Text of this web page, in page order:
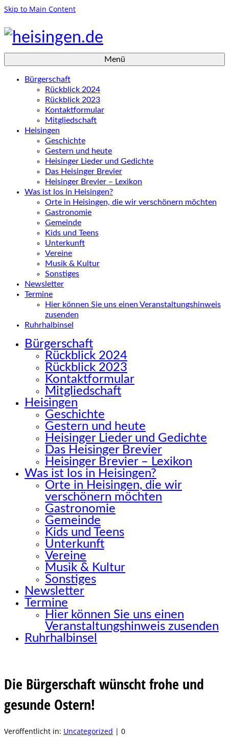
Skip to Main Content
Menü
Bürgerschaft
Rückblick 2024
Rückblick 2023
Kontaktformular
Mitgliedschaft
Heisingen
Geschichte
Gestern und heute
Heisinger Lieder und Gedichte
Das Heisinger Brevier
Heisinger Brevier – Lexikon
Was ist los in Heisingen?
Orte in Heisingen, die wir verschönern möchten
Gastronomie
Gemeinde
Kids und Teens
Unterkunft
Vereine
Musik & Kultur
Sonstiges
Newsletter
Termine
Hier können Sie uns einen Veranstaltungshinweis
zusenden
Ruhrhalbinsel
Bürgerschaft
Rückblick 2024
Rückblick 2023
Kontaktformular
Mitgliedschaft
Heisingen
Geschichte
Gestern und heute
Heisinger Lieder und Gedichte
Das Heisinger Brevier
Heisinger Brevier – Lexikon
Was ist los in Heisingen?
Orte in Heisingen, die wir
verschönern möchten
Gastronomie
Gemeinde
Kids und Teens
Unterkunft
Vereine
Musik & Kultur
Sonstiges
Newsletter
Termine
Hier können Sie uns einen
Veranstaltungshinweis zusenden
Ruhrhalbinsel
Die Bürgerschaft wünscht frohe und
gesunde Ostern!
Veröffentlicht in: Uncategorized | 0